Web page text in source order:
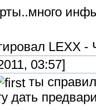
LEXX -
03:57]
ты
дать